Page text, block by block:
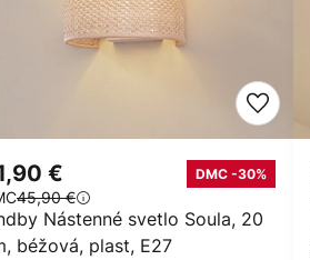
Nástenné svetlo Soula, 20
béžová, plast, E27
€ DMC -30%
45,90 €